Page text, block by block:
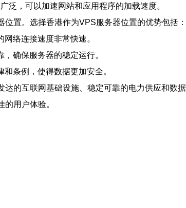
泛，可以加速网站和应用程序的加载速度。
置。选择香港作为VPS服务器位置的优势包括：
络连接速度非常快速。
确保服务器的稳定运行。
条例，使得数据更加安全。
的互联网基础设施、稳定可靠的电力供应和
用户体验。